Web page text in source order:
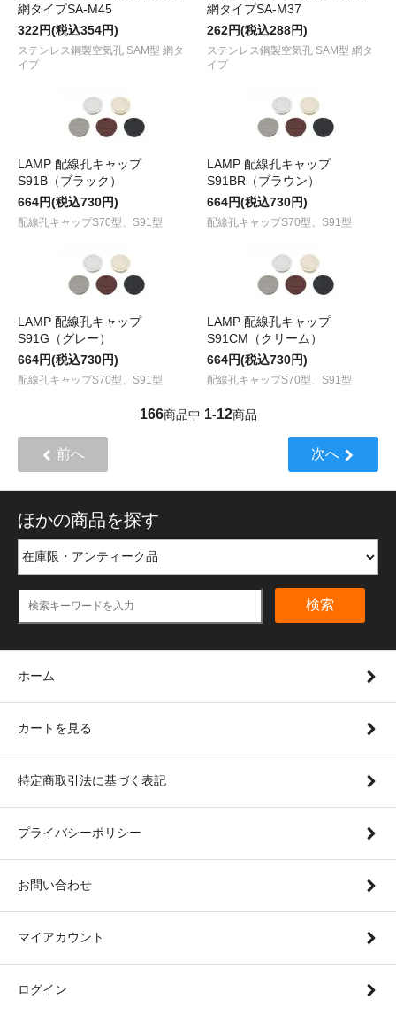
網タイプSA-M45
322円(税込354円)
ステンレス鋼製空気孔 SAM型 網タ
イプ
網タイプSA-M37
262円(税込288円)
ステンレス鋼製空気孔 SAM型 網タ
イプ
LAMP 配線孔キャップ
S91B（ブラック）
664円(税込730円)
配線孔キャップS70型、S91型
LAMP 配線孔キャップ
S91BR（ブラウン）
664円(税込730円)
配線孔キャップS70型、S91型
LAMP 配線孔キャップ
S91G（グレー）
664円(税込730円)
配線孔キャップS70型、S91型
LAMP 配線孔キャップ
S91CM（クリーム）
664円(税込730円)
配線孔キャップS70型、S91型
166商品中 1-12商品
前へ 次へ
ほかの商品を探す
検索
ホーム
カートを見る
特定商取引法に基づく表記
プライバシーポリシー
お問い合わせ
マイアカウント
ログイン